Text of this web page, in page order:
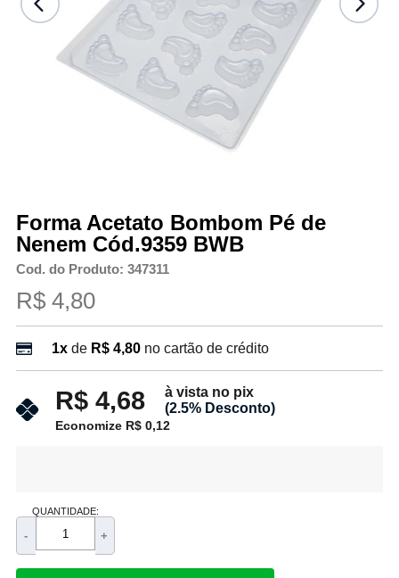
Forma Acetato Bombom Pé de
Nenem Cód.9359 BWB
Cod. do Produto: 347311
R$ 4,80
1xde R$ 4,80 no cartão de crédito
R$ 4,68
à vista no pix
(2.5% Desconto)
Economize R$ 0,12
QUANTIDADE:
- +